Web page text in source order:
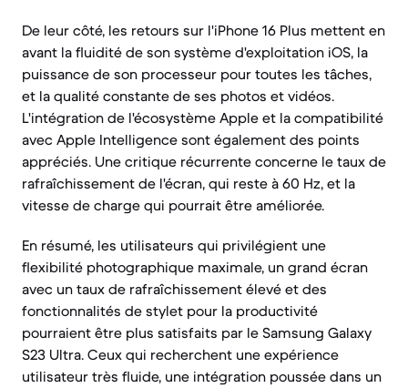
De leur côté, les retours sur l'iPhone 16 Plus mettent en
avant la fluidité de son système d'exploitation iOS, la
puissance de son processeur pour toutes les tâches,
et la qualité constante de ses photos et vidéos.
L'intégration de l'écosystème Apple et la compatibilité
avec Apple Intelligence sont également des points
appréciés. Une critique récurrente concerne le taux de
rafraîchissement de l'écran, qui reste à 60 Hz, et la
vitesse de charge qui pourrait être améliorée.
En résumé, les utilisateurs qui privilégient une
flexibilité photographique maximale, un grand écran
avec un taux de rafraîchissement élevé et des
fonctionnalités de stylet pour la productivité
pourraient être plus satisfaits par le Samsung Galaxy
S23 Ultra. Ceux qui recherchent une expérience
utilisateur très fluide, une intégration poussée dans un